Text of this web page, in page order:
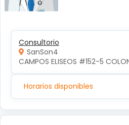
Consultorio
SanSon4
CAMPOS ELISEOS #152-5
Horarios disponibles